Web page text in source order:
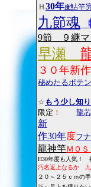
Ｈ 30年度鮎竿
九節魂
9節 ９継マ
早瀬
３０年新作
秘めたるポテ
☆ もう少し知
限定 ！ 龍
新
作30年度フ
龍神竿ＭＯＳ
H30年度も人気！
汚名返上なるか
２０～２５ｃｍの